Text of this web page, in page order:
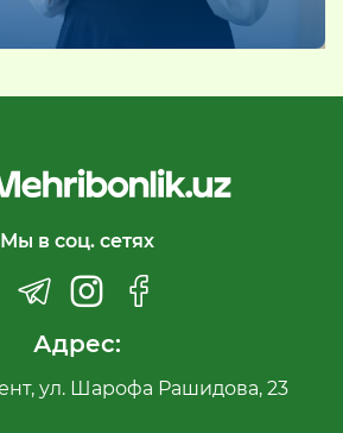
Мы в соц. сетях
Адрес:
ул. Шарофа Рашидова, 23